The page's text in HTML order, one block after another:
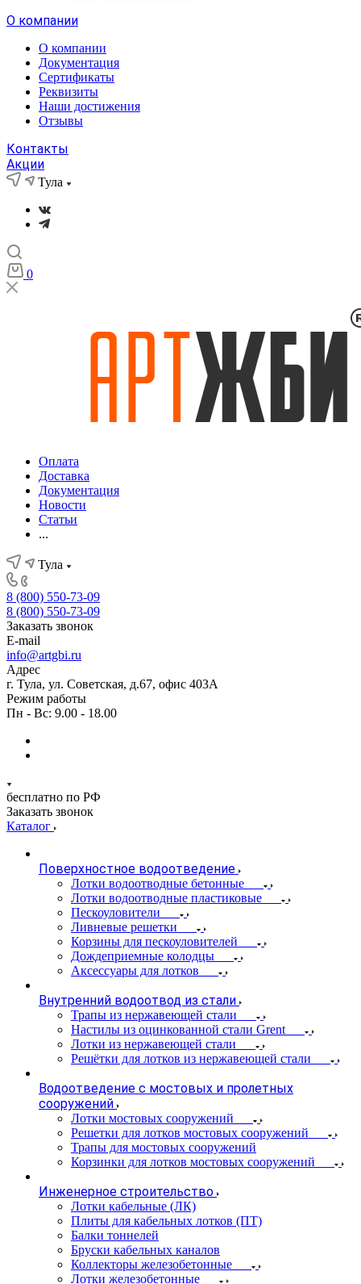
О компании
О компании
Документация
Сертификаты
Реквизиты
Наши достижения
Отзывы
Контакты
Акции
Тула
0
Оплата
Доставка
Документация
Новости
Статьи
...
Тула
8 (800) 550-73-09
8 (800) 550-73-09
Заказать звонок
E-mail
info@artgbi.ru
Адрес
г. Тула, ул. Советская, д.67, офис 403А
Режим работы
Пн - Вс: 9.00 - 18.00
бесплатно по РФ
Заказать звонок
Каталог
Поверхностное водоотведение
Лотки водоотводные бетонные
Лотки водоотводные пластиковые
Пескоуловители
Ливневые решетки
Корзины для пескоуловителей
Дождеприемные колодцы
Аксессуары для лотков
Внутренний водоотвод из стали
Трапы из нержавеющей стали
Настилы из оцинкованной стали Grent
Лотки из нержавеющей стали
Решётки для лотков из нержавеющей стали
Водоотведение с мостовых и пролетных
сооружений
Лотки мостовых сооружений
Решетки для лотков мостовых сооружений
Трапы для мостовых сооружений
Корзинки для лотков мостовых сооружений
Инженерное строительство
Лотки кабельные (ЛК)
Плиты для кабельных лотков (ПТ)
Балки тоннелей
Бруски кабельных каналов
Коллекторы железобетонные
Лотки железобетонные